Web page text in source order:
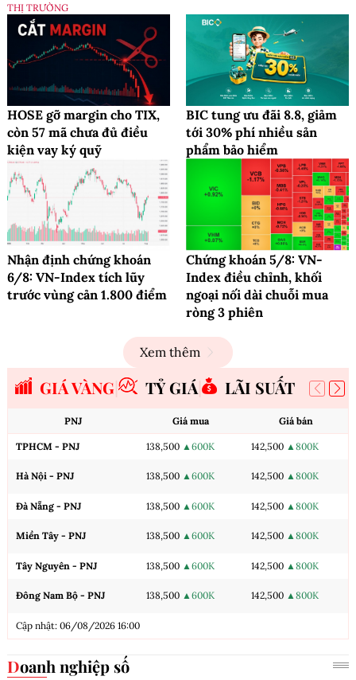
THỊ TRƯỜNG
HOSE gỡ margin cho TIX,
còn 57 mã chưa đủ điều
kiện vay ký quỹ
BIC tung ưu đãi 8.8, giảm
tới 30% phí nhiều sản
phẩm bảo hiểm
Nhận định chứng khoán
6/8: VN-Index tích lũy
trước vùng cản 1.800 điểm
Chứng khoán 5/8: VN-
Index điều chỉnh, khối
ngoại nối dài chuỗi mua
ròng 3 phiên
Xem thêm
GIÁ VÀNG TỶ GIÁ LÃI SUẤT
PNJ Giá mua Giá bán
TPHCM - PNJ 138,500 ▲600K 142,500 ▲800K
Hà Nội - PNJ 138,500 ▲600K 142,500 ▲800K
Đà Nẵng - PNJ 138,500 ▲600K 142,500 ▲800K
Miền Tây - PNJ 138,500 ▲600K 142,500 ▲800K
Tây Nguyên - PNJ 138,500 ▲600K 142,500 ▲800K
Đông Nam Bộ - PNJ 138,500 ▲600K 142,500 ▲800K
Cập nhật: 06/08/2026 16:00
Doanh nghiệp số